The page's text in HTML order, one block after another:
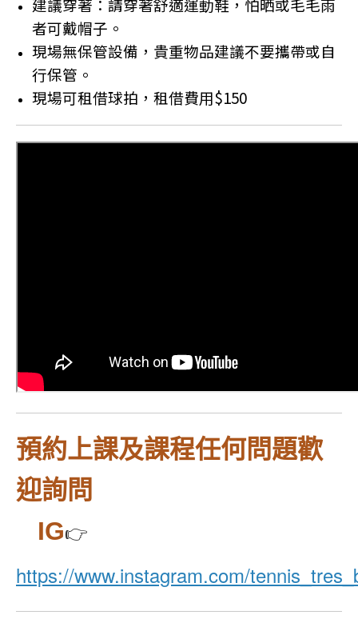
者可戴帽子。
現場無保管設備，貴重物品建議不要攜帶或自
行保管。
現場可租借球拍，租借費用$150
預約上課及課程任何問題歡
迎詢問
IG👉
https://www.instagram.com/